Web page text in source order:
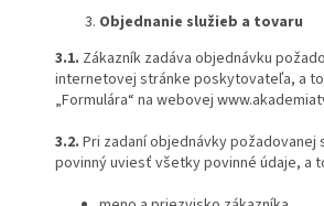
Objednanie služieb a tovaru
3.1. Zákazník zadáva objednávku
internetovej stránke poskytovateľa, a
„Formulára“ na webovej
3.2. Pri zadaní objednávky požadovanej
povinný uviesť všetky povinné údaje, a